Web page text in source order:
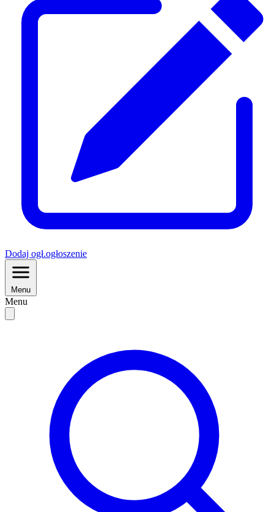
Dodaj ogł.ogłoszenie
Menu
Menu